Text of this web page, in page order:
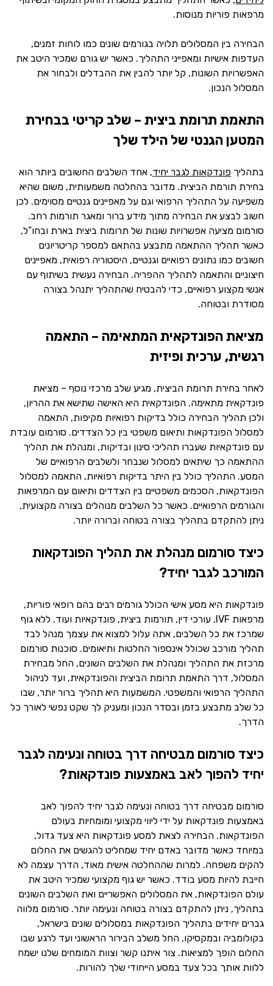
מרפאות פוריות מנוסות.
הבחירה בין המסלולים תלויה בגורמים שונים כמו לוחות זמנים,
העדפות אישיות ומאפייני התהליך. כאשר יש גורם שמכיר היטב את
האפשרויות השונות, קל יותר להבין את ההבדלים ולבחור את
המסלול הנכון.
התאמת תרומת ביצית – שלב קריטי בבחירת
המטען הגנטי של הילד שלך
בתהליך פונדקאות לגבר יחיד, אחד השלבים החשובים ביותר הוא
בחירת תורמת הביצית. מדובר בהחלטה משמעותית, משום שהיא
משפיעה על התהליך הרפואי וגם על מאפיינים גנטיים מסוימים. לכן
חשוב לבצע את הבחירה מתוך מידע ברור ומאגר תורמות רחב.
סורמום מציעה אפשרויות שונות של תרומות ביצית בארת ובחו”ל,
כאשר תהליך ההתאמה מתבצע בהתאם למספר קריטריונים
חשובים כמו נתונים רפואיים וגנטיים, היסטוריה רפואית, מאפיינים
חיצוניים והתאמה לתהליך ההפריה. הבחירה נעשית בשיתוף עם
אנשי מקצוע רפואיים, כדי להבטיח שהתהליך יתנהל בצורה
מסודרת ובטוחה.
מציאת הפונדקאית המתאימה – התאמה
רגשית, ערכית ופיזית
לאחר בחירת תרומת הביצית, מגיע שלב מרכזי נוסף – מציאת
פונדקאית מתאימה. הפונדקאית היא האישה שתישא את ההריון,
ולכן תהליך הבחירה כולל בדיקות רפואיות מקיפות, התאמה
למסלול הפונדקאות ותיאום משפטי בין כל הצדדים. סורמום עובדת
עם פונדקאיות שעברו תהליכי סינון ובדיקות, ומנהלת את תהליך
ההתאמה כך שיתאים למסלול שנבחר ולשלבים הרפואיים של
המסע. התהליך כולל בין היתר בדיקות רפואיות, התאמה למסלול
הפונדקאות, הסכמים משפטיים בין הצדדים ותיאום עם המרפאות
והגורמים הרפואיים. כאשר כל השלבים מנוהלים בצורה מקצועית,
ניתן להתקדם בתהליך בצורה בטוחה וברורה יותר.
כיצד סורמום מנהלת את תהליך הפונדקאות
המורכב לגבר יחיד?
פונדקאות היא מסע אישי הכולל גורמים רבים בהם רופאי פוריות,
מרפאות IVF, עורכי דין, תורמות ביצית, פונדקאיות ועוד. ללא גוף
שמרכז את כל השלבים, אתה עלול למצוא את עצמך מנהל לבד
תהליך מורכב שכולל אינספור החלטות ותיאומים. סוכנות סורמום
מרכזת את התהליך ומנהלת את השלבים השונים, החל מבחירת
המסלול, דרך התאמת תרומת הביצית והפונדקאית, ועד לניהול
התהליך הרפואי והמשפטי. המשמעות היא תהליך ברור יותר, שבו
כל שלב מתבצע בזמן ובסדר הנכון ומעניק לך שקט נפשי לאורך כל
הדרך.
כיצד סורמום מבטיחה דרך בטוחה ונעימה לגבר
יחיד להפוך לאב באמצעות פונדקאות?
סורמום מבטיחה דרך בטוחה ונעימה לגבר יחיד להפוך לאב
באמצעות פונדקאות על ידי ליווי מקצועי ומומחיות בעולם
הפונדקאות. הבחירה לצאת למסע פונדקאות היא צעד גדול,
במיוחד כאשר מדובר באדם יחיד שמחליט להגשים את החלום
להקים משפחה. למרות שההחלטה אישית מאוד, הדרך עצמה לא
חייבת להיות מסע בודד. כאשר יש גוף מקצועי שמכיר היטב את
עולם הפונדקאות, את המסלולים האפשריים ואת השלבים השונים
בתהליך, ניתן להתקדם בצורה בטוחה ונעימה יותר. סורמום מלווה
גברים יחידים בתהליך הפונדקאות במסלולים שונים בישראל,
בקולומביה ובמקסיקו, החל משלב הבירור הראשוני ועד לרגע שבו
החלום הופך למציאות. צור איתנו קשר וצוות המומחים שלנו ישמח
ללוות אותך בכל צעד במסע הייחודי שלך להורות.